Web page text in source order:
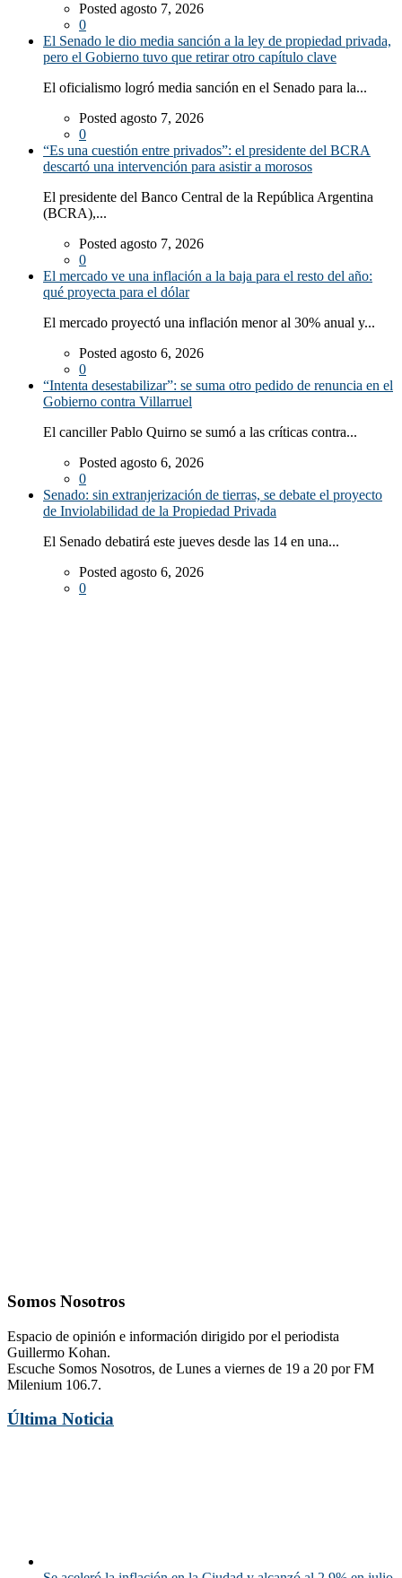
Posted agosto 7, 2026
0
El Senado le dio media sanción a la ley de propiedad privada,
pero el Gobierno tuvo que retirar otro capítulo clave
El oficialismo logró media sanción en el Senado para la...
Posted agosto 7, 2026
0
“Es una cuestión entre privados”: el presidente del BCRA
descartó una intervención para asistir a morosos
El presidente del Banco Central de la República Argentina
(BCRA),...
Posted agosto 7, 2026
0
El mercado ve una inflación a la baja para el resto del año:
qué proyecta para el dólar
El mercado proyectó una inflación menor al 30% anual y...
Posted agosto 6, 2026
0
“Intenta desestabilizar”: se suma otro pedido de renuncia en el
Gobierno contra Villarruel
El canciller Pablo Quirno se sumó a las críticas contra...
Posted agosto 6, 2026
0
Senado: sin extranjerización de tierras, se debate el proyecto
de Inviolabilidad de la Propiedad Privada
El Senado debatirá este jueves desde las 14 en una...
Posted agosto 6, 2026
0
Somos Nosotros
Espacio de opinión e información dirigido por el periodista
Guillermo Kohan.
Escuche Somos Nosotros, de Lunes a viernes de 19 a 20 por FM
Milenium 106.7.
Última Noticia